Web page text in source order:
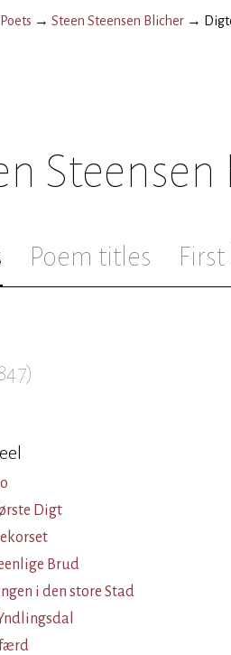
Poets → Steen Steensen Blicher →
Poem titles
)
Digt
Brud
i den store Stad